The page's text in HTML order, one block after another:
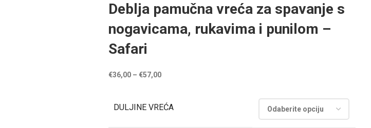
Deblja pamučna vreća za spavanje s
nogavicama, rukavima i punilom –
Safari
€36,00– €57,00
DULJINE VREĆA